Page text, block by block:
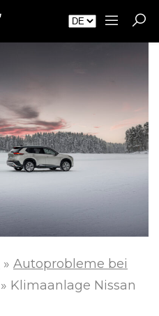
» Autoprobleme bei
» Klimaanlage Nissan